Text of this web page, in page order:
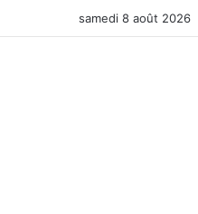
samedi 8 août 2026